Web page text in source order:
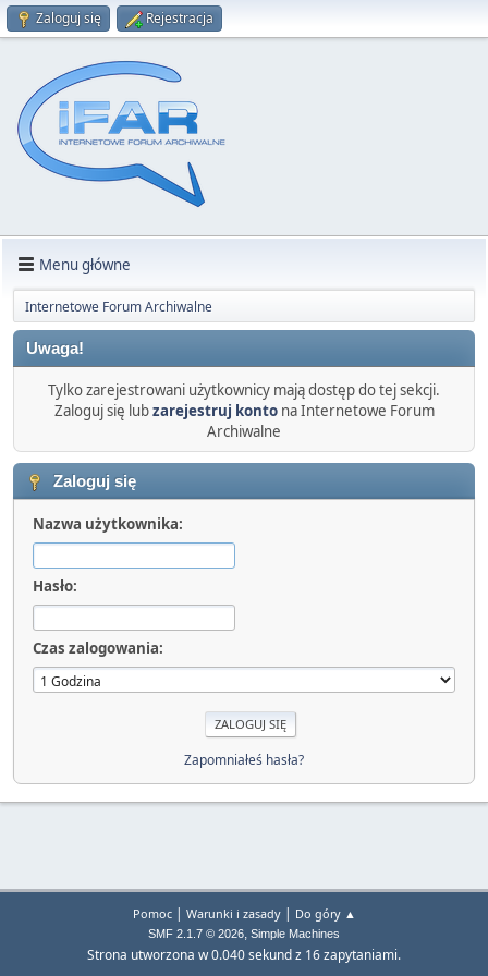
Zaloguj się Rejestracja
Menu główne
Internetowe Forum Archiwalne
Uwaga!
Tylko zarejestrowani użytkownicy mają dostęp do tej sekcji.
Zaloguj się lubzarejestruj kontona Internetowe Forum
Archiwalne
Zaloguj się
Nazwa użytkownika:
Hasło:
Czas zalogowania:
Zapomniałeś hasła?
Pomoc| Warunki i zasady| Do góry ▲
SMF 2.1.7 © 2026, Simple Machines
Strona utworzona w 0.040 sekund z 16 zapytaniami.